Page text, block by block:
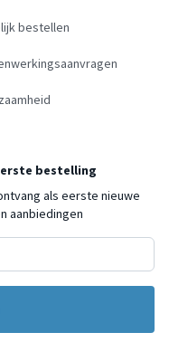
bestellen
bestelling
als eerste nieuwe
aanbiedingen